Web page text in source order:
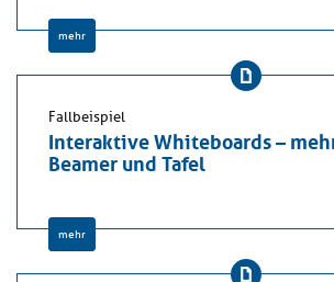
mehr
Fallbeispiel
Interaktive Whiteboards –
Beamer und Tafel
mehr